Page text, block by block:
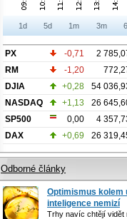
1d 5d 1m 3m
PX -0,71 2
RM
-1,20
DJIA
+0,28 54
NASDAQ
+1,13 26
SP500
0,00 4
DAX
+0,69 26
Odborné články
Optimismus kolem
inteligence nemizí
Trhy navíc chtějí vidět